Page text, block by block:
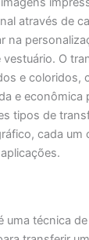
através de
na
O
e coloridos,
e econômica
tipos de
cada um
uma técnica